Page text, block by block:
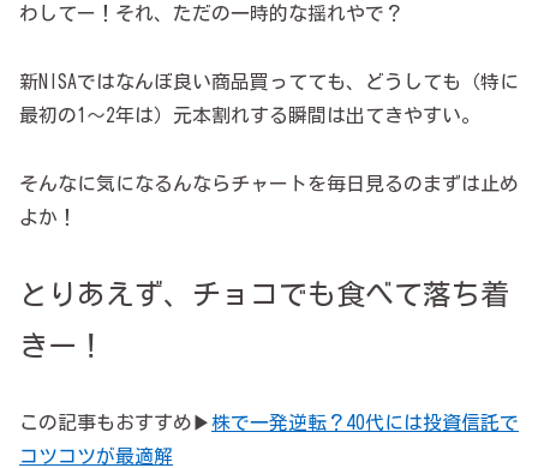
わしてー！それ、ただの一時的な揺れやで？
新NISAではなんぼ良い商品買ってても、どうしても（特に
最初の1～2年は）元本割れする瞬間は出てきやすい。
そんなに気になるんならチャートを毎日見るのまずは止め
よか！
とりあえず、チョコでも食べて落ち着
きー！
この記事もおすすめ▶株で一発逆転？40代には投資信託で
コツコツが最適解